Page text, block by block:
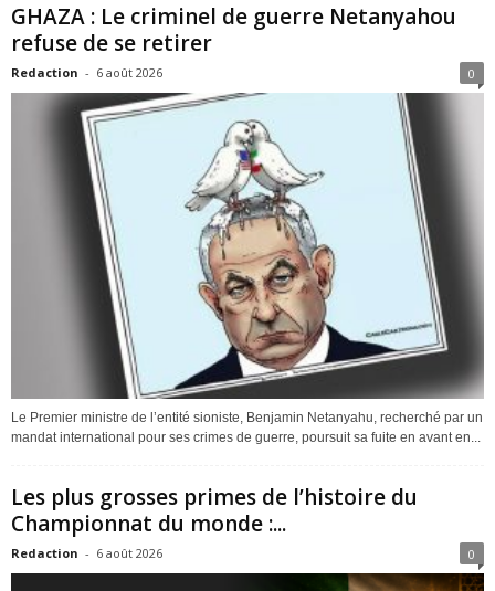
GHAZA : Le criminel de guerre Netanyahou
refuse de se retirer
Redaction - 6 août 2026 0
Le Premier ministre de l’entité sioniste, Benjamin Netanyahu, recherché par un
mandat international pour ses crimes de guerre, poursuit sa fuite en avant en...
Les plus grosses primes de l’histoire du
Championnat du monde :...
Redaction - 6 août 2026 0